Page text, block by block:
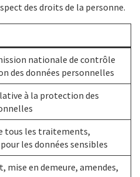
des droits de la personne.
nationale de contrôle
des données personnelles
à la protection des
tous les traitements,
les données sensibles
mise en demeure, amendes,